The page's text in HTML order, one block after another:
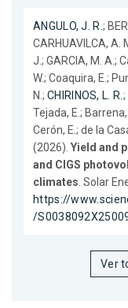
ANGULO, J. R. ;
CARHUAVILCA, A.
J.; GARCIA, M. A.;
W.; Coaquira, E.;
N.; CHIRINOS, L. R. ;
Tejada, E.;
Cerón, E.; de la
(2026). Yield and
and CIGS
climates . Solar
https://
/
Ver